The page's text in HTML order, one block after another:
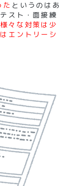
た というのはあ
スト・面接練
様々な対策は少
エントリーシ